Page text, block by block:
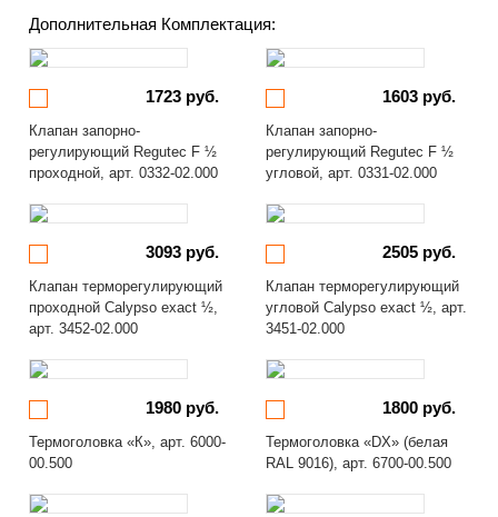
Дополнительная Комплектация:
1723 руб.
Клапан запорно-
регулирующий Regutec F ½
проходной, арт. 0332-02.000
1603 руб.
Клапан запорно-
регулирующий Regutec F ½
угловой, арт. 0331-02.000
3093 руб.
Клапан терморегулирующий
проходной Calypso exact ½,
арт. 3452-02.000
2505 руб.
Клапан терморегулирующий
угловой Calypso exact ½, арт.
3451-02.000
1980 руб.
Термоголовка «К», арт. 6000-
00.500
1800 руб.
Термоголовка «DX» (белая
RAL 9016), арт. 6700-00.500